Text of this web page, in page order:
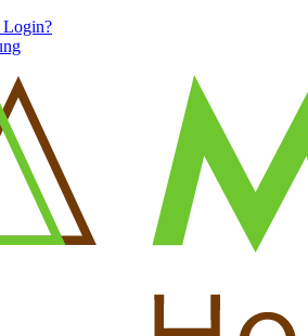
Login?